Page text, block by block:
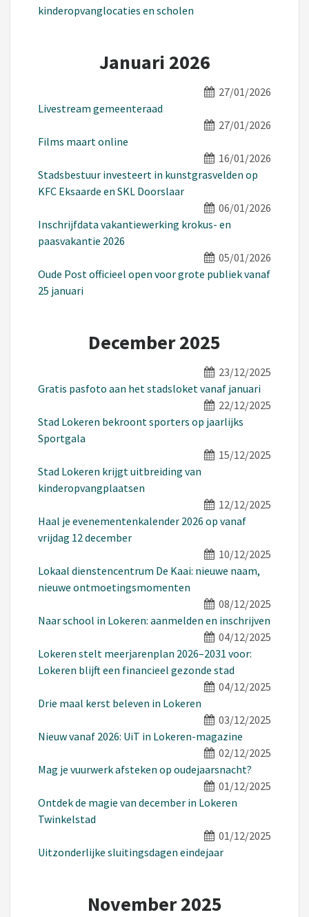
kinderopvanglocaties en scholen
Januari 2026
27/01/2026
Livestream gemeenteraad
27/01/2026
Films maart online
16/01/2026
Stadsbestuur investeert in kunstgrasvelden op
KFC Eksaarde en SKL Doorslaar
06/01/2026
Inschrijfdata vakantiewerking krokus- en
paasvakantie 2026
05/01/2026
Oude Post officieel open voor grote publiek vanaf
25 januari
December 2025
23/12/2025
Gratis pasfoto aan het stadsloket vanaf januari
22/12/2025
Stad Lokeren bekroont sporters op jaarlijks
Sportgala
15/12/2025
Stad Lokeren krijgt uitbreiding van
kinderopvangplaatsen
12/12/2025
Haal je evenementenkalender 2026 op vanaf
vrijdag 12 december
10/12/2025
Lokaal dienstencentrum De Kaai: nieuwe naam,
nieuwe ontmoetingsmomenten
08/12/2025
Naar school in Lokeren: aanmelden en inschrijven
04/12/2025
Lokeren stelt meerjarenplan 2026–2031 voor:
Lokeren blijft een financieel gezonde stad
04/12/2025
Drie maal kerst beleven in Lokeren
03/12/2025
Nieuw vanaf 2026: UiT in Lokeren-magazine
02/12/2025
Mag je vuurwerk afsteken op oudejaarsnacht?
01/12/2025
Ontdek de magie van december in Lokeren
Twinkelstad
01/12/2025
Uitzonderlijke sluitingsdagen eindejaar
November 2025